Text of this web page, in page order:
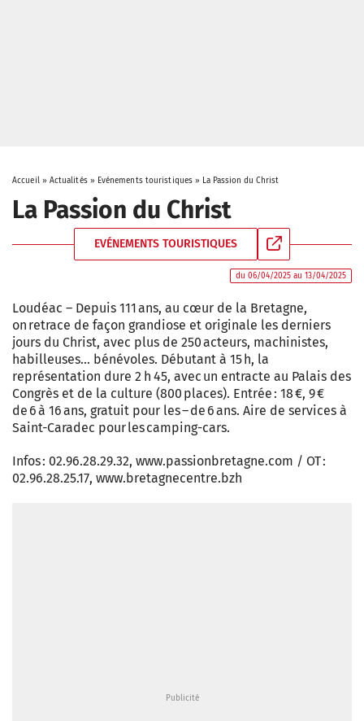
Accueil» Actualités» Evénements touristiques » La Passion du Christ
La Passion du Christ
EVÉNEMENTS TOURISTIQUES
du 06/04/2025 au 13/04/2025
Loudéac – Depuis 111 ans, au cœur de la Bretagne,
on retrace de façon grandiose et originale les derniers
jours du Christ, avec plus de 250 acteurs, machinistes,
habilleuses… bénévoles. Débutant à 15 h, la
représentation dure 2 h 45, avec un entracte au Palais des
Congrès et de la culture (800 places). Entrée : 18 €, 9 €
de 6 à 16 ans, gratuit pour les – de 6 ans. Aire de services à
Saint-Caradec pour les camping-­cars.
Infos : 02.96.28.29.32, www.passionbretagne.com / OT :
02.96.28.25.17, www.bretagnecentre.bzh